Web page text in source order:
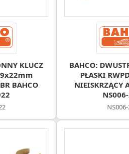
KLUCZ
BAHCO
BAHCO:
PŁASKI
NIEISKRZĄCY